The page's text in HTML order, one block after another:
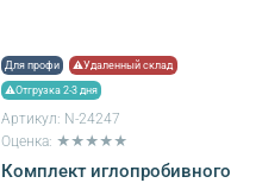
Для профи ⚠Удаленный склад
⚠Отгрузка 2-3 дня
Артикул: N-24247
Оценка: ★★★★★
Комплект иглопробивного